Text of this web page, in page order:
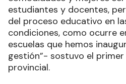
estudiantes y docentes,
del proceso educativo en
condiciones, como ocurre
escuelas que hemos
gestión”- sostuvo el
provincial.